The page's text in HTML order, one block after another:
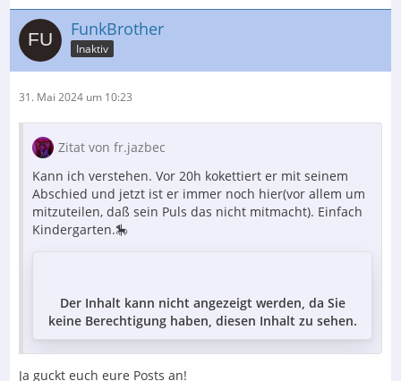
FunkBrother
Inaktiv
31. Mai 2024 um 10:23
Zitat von fr.jazbec
Kann ich verstehen. Vor 20h kokettiert er mit seinem
Abschied und jetzt ist er immer noch hier(vor allem um
mitzuteilen, daß sein Puls das nicht mitmacht). Einfach
Kindergarten.🎠
Der Inhalt kann nicht angezeigt werden, da Sie
keine Berechtigung haben, diesen Inhalt zu sehen.
Ja guckt euch eure Posts an!